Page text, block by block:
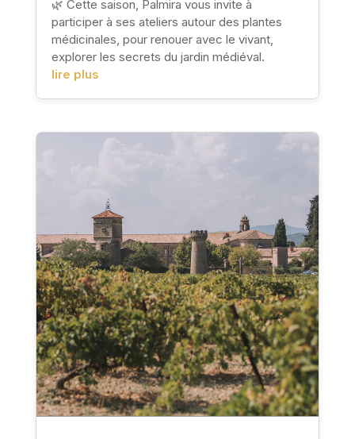
🌿 Cette saison, Palmira vous invite à
participer à ses ateliers autour des plantes
médicinales, pour renouer avec le vivant,
explorer les secrets du jardin médiéval.
lire plus